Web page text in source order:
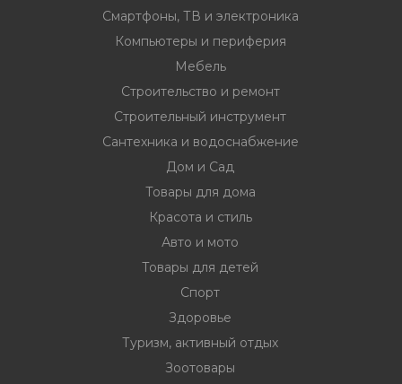
Смартфоны, ТВ и электроника
Компьютеры и периферия
Мебель
Строительство и ремонт
Строительный инструмент
Сантехника и водоснабжение
Дом и Сад
Товары для дома
Красота и стиль
Авто и мото
Товары для детей
Спорт
Здоровье
Туризм, активный отдых
Зоотовары